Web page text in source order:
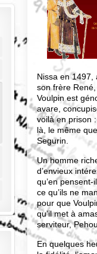
Nissa en 1497,
son frère
Voulpin est
avare,
voilà en prison
là, le même
Segurin.
Un homme
d’envieux
qu’en pensent-
ce qu’ils ne
pour que
qu’il met à
serviteur,
En quelques